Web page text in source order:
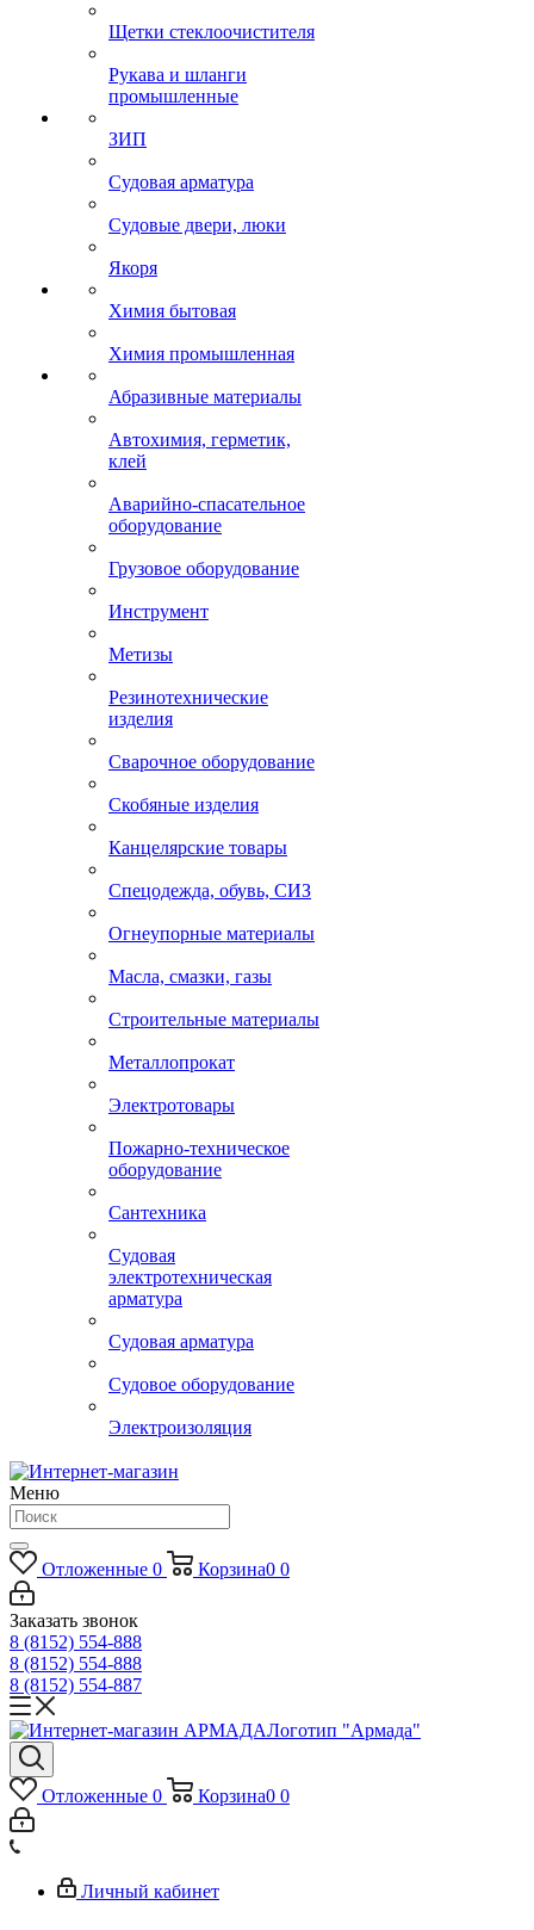
Щетки стеклоочистителя
Рукава и шланги
промышленные
ЗИП
Судовая арматура
Судовые двери, люки
Якоря
Химия бытовая
Химия промышленная
Абразивные материалы
Автохимия, герметик,
клей
Аварийно-спасательное
оборудование
Грузовое оборудование
Инструмент
Метизы
Резинотехнические
изделия
Сварочное оборудование
Скобяные изделия
Канцелярские товары
Спецодежда, обувь, СИЗ
Огнеупорные материалы
Масла, смазки, газы
Строительные материалы
Металлопрокат
Электротовары
Пожарно-техническое
оборудование
Сантехника
Судовая
электротехническая
арматура
Судовая арматура
Судовое оборудование
Электроизоляция
Меню
Отложенные 0 Корзина0 0
Заказать звонок
8 (8152) 554-888
8 (8152) 554-888
8 (8152) 554-887
Логотип "Армада"
Отложенные 0 Корзина0 0
Личный кабинет